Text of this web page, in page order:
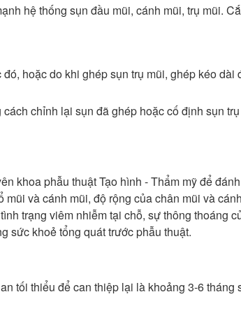
hệ thống sụn đầu mũi, cánh mũi, trụ mũi.
hoặc do khi ghép sụn trụ mũi, ghép kéo dài
chỉnh lại sụn đã ghép hoặc cố định sụn
khoa phẫu thuật Tạo hình - Thẩm mỹ để
và cánh mũi, độ rộng của chân mũi và
trạng viêm nhiễm tại chỗ, sự thông thoáng
sức khoẻ tổng quát trước phẫu thuật.
tối thiểu để can thiệp lại là khoảng 3-6 tháng